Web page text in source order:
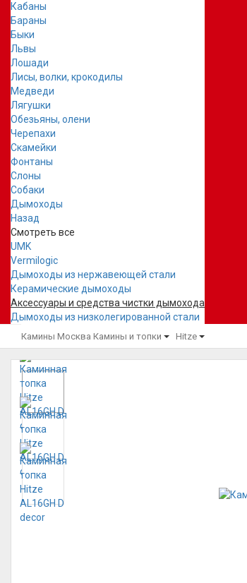
Кабаны
Бараны
Быки
Львы
Лошади
Лисы, волки, крокодилы
Медведи
Лягушки
Обезьяны, олени
Черепахи
Скамейки
Фонтаны
Слоны
Собаки
Дымоходы
Назад
Смотреть все
UMK
Vermilogic
Дымоходы из нержавеющей стали
Керамические дымоходы
Аксессуары и средства чистки дымохода
Дымоходы из низколегированной стали
Камины Москва Камины и топки Hitze